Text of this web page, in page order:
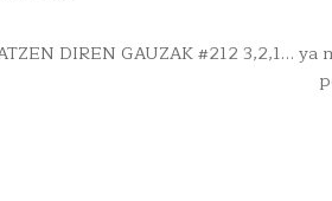
DIREN GAUZAK #212 3,2,1… ya